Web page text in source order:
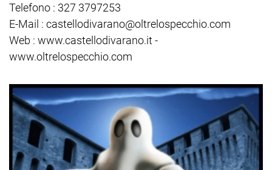
Telefono : 327 3797253
E-Mail : castellodivarano@oltrelospecchio.com
Web : www.castellodivarano.it -
www.oltrelospecchio.com